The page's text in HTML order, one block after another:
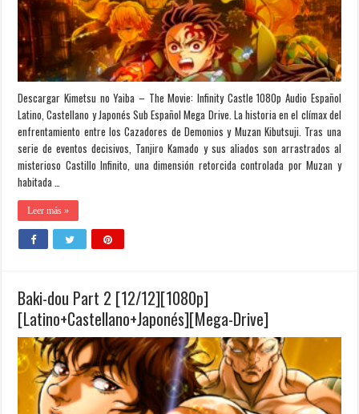
Descargar Kimetsu no Yaiba – The Movie: Infinity Castle 1080p Audio Español
Latino, Castellano y Japonés Sub Español Mega Drive. La historia en el clímax del
enfrentamiento entre los Cazadores de Demonios y Muzan Kibutsuji. Tras una
serie de eventos decisivos, Tanjiro Kamado y sus aliados son arrastrados al
misterioso Castillo Infinito, una dimensión retorcida controlada por Muzan y
habitada …
Leer más »
Baki-dou Part 2 [12/12][1080p]
[Latino+Castellano+Japonés][Mega-Drive]